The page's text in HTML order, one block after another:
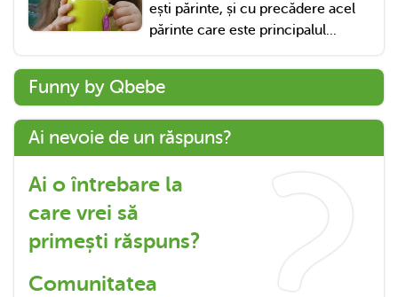
ești părinte, și cu precădere acel
părinte care este principalul...
Funny by Qbebe
Ai nevoie de un răspuns?
Ai o întrebare la
care vrei să
primești răspuns?
Comunitatea